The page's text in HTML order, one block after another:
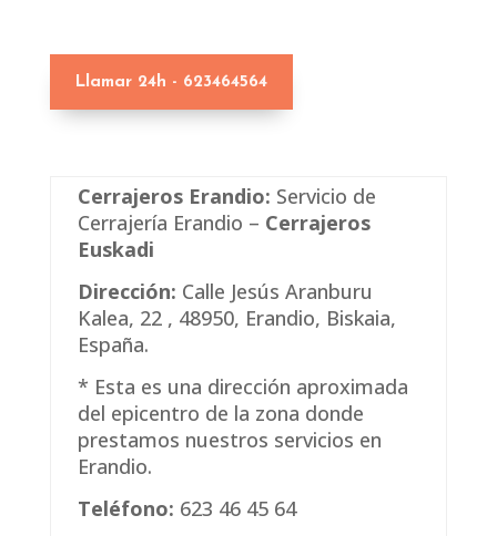
Llamar 24h - 623464564
Cerrajeros Erandio: Servicio de
Cerrajería Erandio – Cerrajeros
Euskadi
Dirección: Calle Jesús Aranburu
Kalea, 22 , 48950, Erandio, Biskaia,
España.
* Esta es una dirección aproximada
del epicentro de la zona donde
prestamos nuestros servicios en
Erandio.
Teléfono: 623 46 45 64